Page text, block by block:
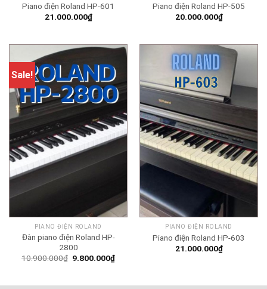
Piano điện Roland HP-601
21.000.000₫
Piano điện Roland HP-505
20.000.000₫
Sale!
PIANO ĐIỆN ROLAND
Đàn piano điện Roland HP-
2800
10.900.000₫ Original
9.800.000₫Current
PIANO ĐIỆN ROLAND
Piano điện Roland HP-603
21.000.000₫